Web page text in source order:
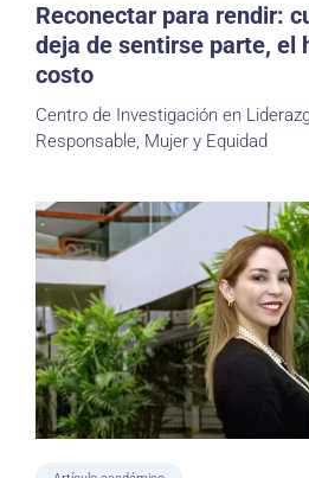
Reconectar para rendir:
deja de sentirse parte, el
costo
Centro de Investigación en
Responsable, Mujer y Equidad